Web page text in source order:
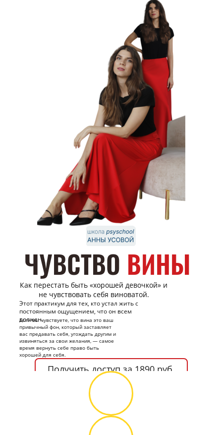
ЧУВСТВО ВИНЫ
Как перестать быть «хорошей девочкой» и
не чувствовать себя виноватой.
Этот практикум для тех, кто устал жить с
постоянным ощущением, что он всем
должен.
Если вы чувствуете, что вина это ваш
привычный фон, который заставляет
вас предавать себя, угождать другим и
извиняться за свои желания, — самое
время вернуть себе право быть
хорошей для себя.
Получить доступ за 1890 руб.
продолжительность 2 часа